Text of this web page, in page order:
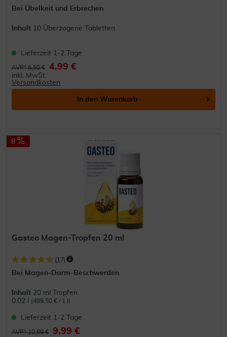
Bei Übelkeit und Erbrechen
Inhalt 10 Überzogene Tabletten
Lieferzeit 1-2 Tage
AVP* 6,50 € 4,99 €
inkl. MwSt.
Versandkosten
In den Warenkorb
8
Gasteo Magen-Tropfen 20 ml
(17)
Bei Magen-Darm-Beschwerden
Inhalt 20 ml Tropfen
0.02 l
(499,50 € / 1 l)
Lieferzeit 1-2 Tage
AVP* 10,89 € 9,99 €